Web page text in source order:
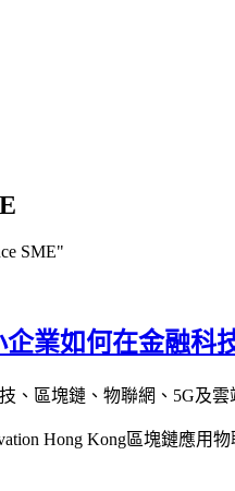
SME"
業如何在金融科
、區塊鏈、物聯網、5G及
Hong Kong區塊鏈應用物